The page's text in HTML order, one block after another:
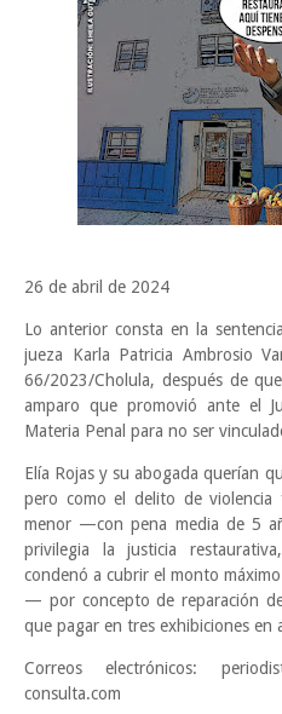
26 de abril de 2024
Lo anterior consta en la
jueza Karla Patricia Ambrosio
66/2023/Cholula, después de
amparo que promovió ante el
Materia Penal para no ser
Elía Rojas y su abogada querían
pero como el delito de violencia
menor —con pena media de 5
privilegia la justicia
condenó a cubrir el monto
— por concepto de reparación
que pagar en tres exhibiciones en
Correos electrónicos:
consulta.com